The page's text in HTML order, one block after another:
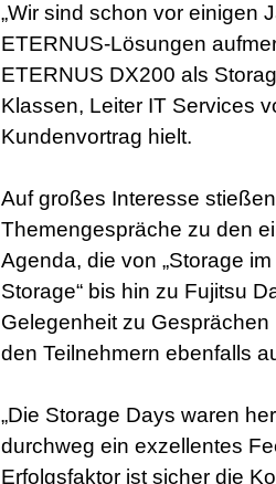
„Wir sind schon vor einigen
ETERNUS-Lösungen
ETERNUS DX200 als
Klassen, Leiter IT Services
Kundenvortrag hielt.
Auf großes Interesse
Themengespräche zu den
Agenda, die von „Storage
Storage“ bis hin zu Fujitsu
Gelegenheit zu
den Teilnehmern ebenfalls
„Die Storage Days waren
durchweg ein exzellentes
Erfolgsfaktor ist sicher die